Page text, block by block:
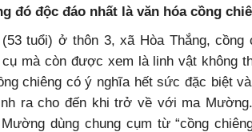
đó độc đáo nhất là văn hóa cồng
tuổi) ở thôn 3, xã Hòa Thắng, cồng
mà còn được xem là linh vật không
chiêng có ý nghĩa hết sức đặc biệt
ra cho đến khi trở về với ma
dùng chung cụm từ “cồng